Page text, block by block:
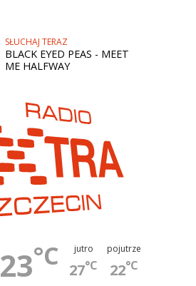
SŁUCHAJ TERAZ
BLACK EYED PEAS - MEET
ME HALFWAY
23°C jutro
27°C
pojutrze
22°C